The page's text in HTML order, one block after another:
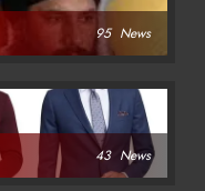
95 News
43 News